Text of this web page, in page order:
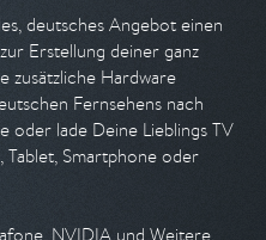
deutsches Angebot einen
Erstellung deiner ganz
zusätzliche Hardware
Fernsehens nach
oder lade Deine Lieblings TV
Tablet, Smartphone oder
NVIDIA und Weitere.